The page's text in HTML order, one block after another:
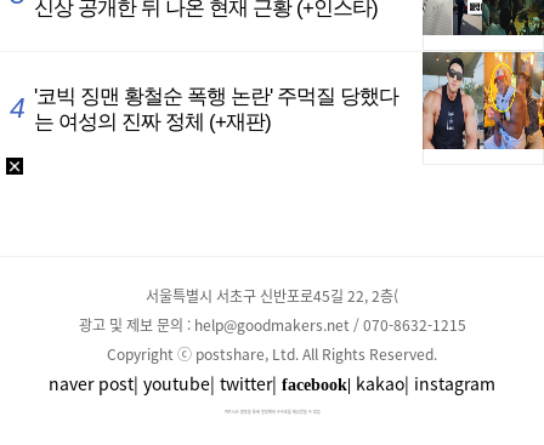
서울특별시 서초구 신반포로45길 22, 2층(
광고 및 제보 문의 : help@goodmakers.net / 070-8632-1215
Copyright ⓒ postshare, Ltd. All Rights Reserved.
naver post| youtube| twitter| facebook| kakao| instagram
파트너스 활동을 통해 일정액의 수수료를 제공받을 수 있음